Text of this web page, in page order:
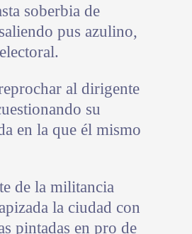
soberbia de
pus azulino,
al dirigente
su
en la que él mismo
de la militancia
la ciudad con
pintadas en pro de